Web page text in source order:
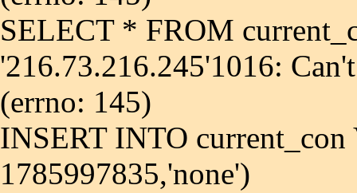
SELECT * FROM
'216.73.216.245'1016:
(errno: 145)
INSERT INTO
1785997835,'none')